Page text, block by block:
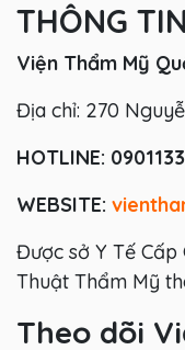
THÔNG
Viện Thẩm Mỹ
Địa chỉ: 270
HOTLINE:
WEBSITE:
Được sở Y Tế
Thuật Thẩm Mỹ
Theo dõi